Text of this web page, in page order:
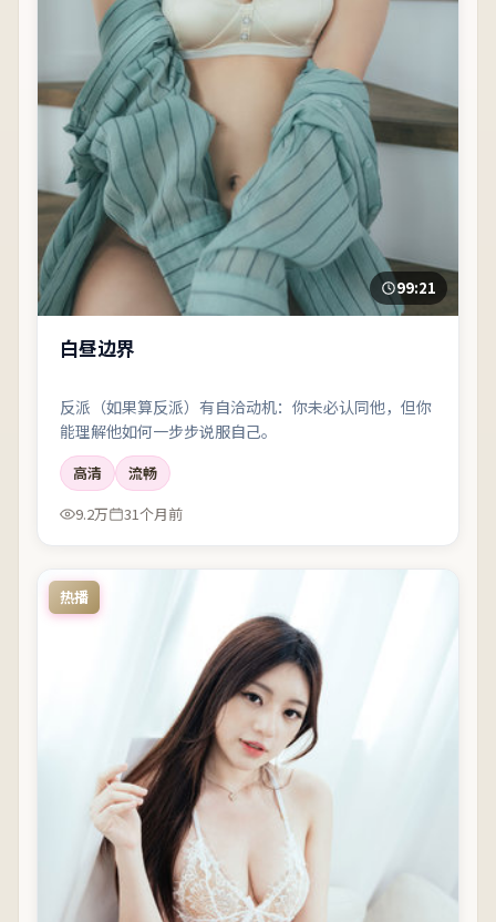
99:21
白昼边界
反派（如果算反派）有自洽动机：你未必认同他，但你
能理解他如何一步步说服自己。
高清
流畅
9.2万
31个月前
热播